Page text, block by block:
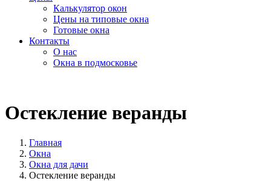
Калькулятор окон
Цены на типовые окна
Готовые окна
Контакты
О нас
Окна в подмосковье
Остекление веранды
Главная
Окна
Окна для дачи
Остекление веранды